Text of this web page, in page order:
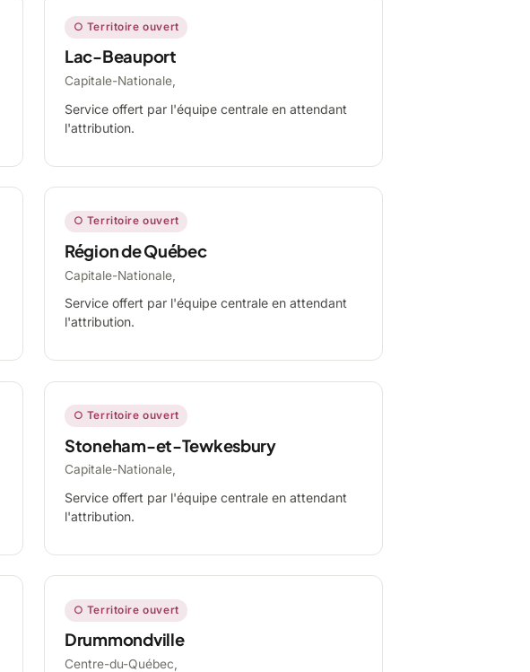
○ Territoire ouvert
Lac-Beauport
Capitale-Nationale,
Service offert par l'équipe centrale en attendant
l'attribution.
○ Territoire ouvert
Région de Québec
Capitale-Nationale,
Service offert par l'équipe centrale en attendant
l'attribution.
○ Territoire ouvert
Stoneham-et-Tewkesbury
Capitale-Nationale,
Service offert par l'équipe centrale en attendant
l'attribution.
○ Territoire ouvert
Drummondville
Centre-du-Québec,